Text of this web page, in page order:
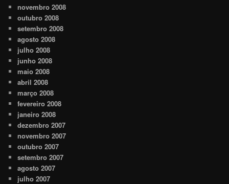
novembro 2008
outubro 2008
setembro 2008
agosto 2008
julho 2008
junho 2008
maio 2008
abril 2008
março 2008
fevereiro 2008
janeiro 2008
dezembro 2007
novembro 2007
outubro 2007
setembro 2007
agosto 2007
julho 2007